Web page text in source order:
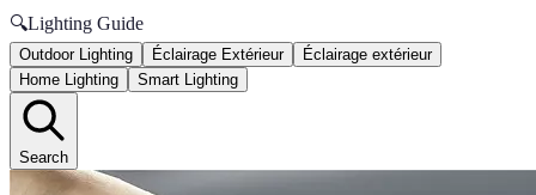
🔍Lighting Guide
Outdoor Lighting Éclairage Extérieur
Éclairage extérieur
Home Lighting
Smart Lighting
Search